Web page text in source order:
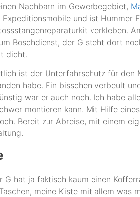
Nachbarn im Gewerbegebiet,
und ist Hummer
verkleben.
Boschdienst, der G steht dort
dicht.
ist der Unterfahrschutz für den
habe. Ein bisschen verbeult
war er auch noch. Ich habe
montieren kann. Mit Hilfe
Bereit zur Abreise, mit einem
G hat ja faktisch kaum einen
meine Kiste mit allem was